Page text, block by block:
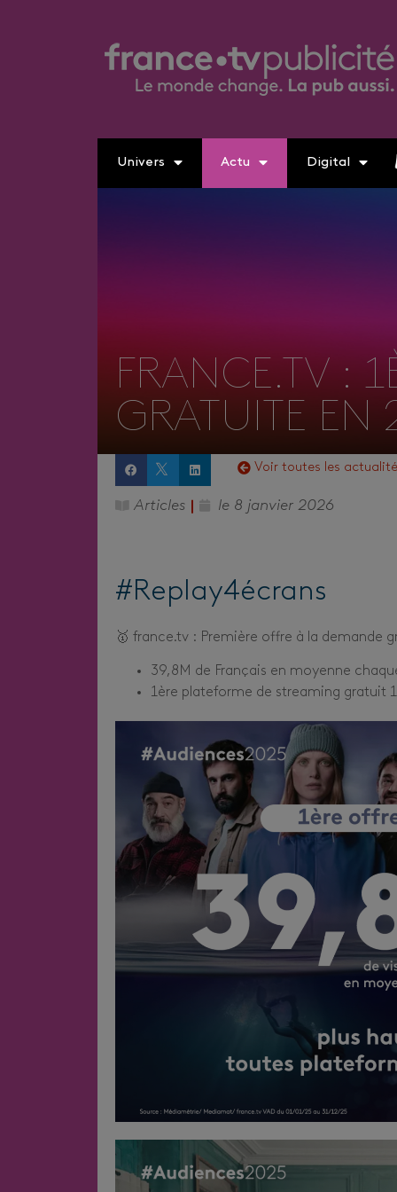
Univers Actu Digital
FRANCE.TV :
GRATUITE EN
Voir toutes les
Articles le 8 janvier 2026
#Replay4écrans
🥇 france.tv : Première offre à la demande
39,8M de Français en moyenne
1ère plateforme de streaming gratuit